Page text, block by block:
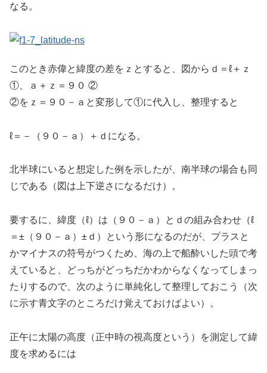
なる。
このとき赤偉と緯度の差をｚとすると、図からｄ＝ℓ＋ｚ
①、ａ＋ｚ＝９０ ②
②をｚ＝９０－ａと変形して①に代入し、整理すると
ℓ＝－（９０－ａ）＋ｄになる。
北半球にいると想定した例を示したが、南半球の場合も同
じである（図は上下逆さになるだけ）。
要するに、緯度（ℓ）は（９０－ａ）とｄの組み合わせ（ℓ
＝±（９０－ａ）±ｄ）という形になるのだが、プラスと
かマイナスの符号がつくため、海の上で船酔いした頭で考
えていると、どっちがどっちだかわからなくなってしまっ
たりするので、次のように単純化して整理しておこう（次
に示す青文字のところだけ覚えておけばよい）。
正午に太陽の高度（正中時の視高度という）を測定して緯
度を求めるには